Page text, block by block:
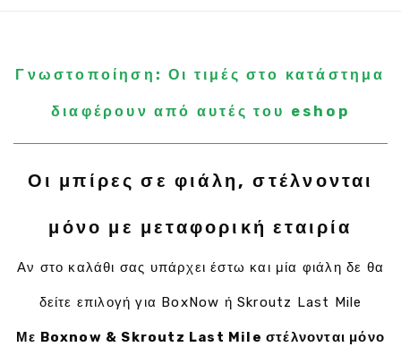
Γνωστοποίηση: Οι τιμές στο κατάστημα
διαφέρουν από αυτές του eshop
Οι μπίρες σε φιάλη, στέλνονται
μόνο με μεταφορική εταιρία
Αν στο καλάθι σας υπάρχει έστω και μία φιάλη δε θα
δείτε επιλογή για BoxNow ή Skroutz Last Mile
Με Boxnow & Skroutz Last Mile στέλνονται μόνο